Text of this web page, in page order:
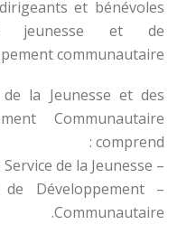
et bénévoles
jeunesse et de
communautaire.
la Jeunesse et des
Communautaire
comprend :
– le Service de la Jeunesse ;
de Développement
Communautaire.